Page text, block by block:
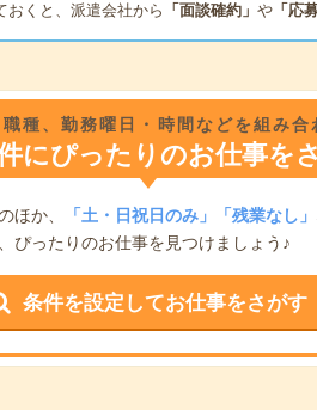
おくと、派遣会社から 「面談確約」 や「応
種、勤務曜日・時間などを組み合
にぴったりのお仕事を
ほか、 「土・日祝日のみ」「残業なし」
ぴったりのお仕事を見つけましょう♪
条件を設定してお仕事をさがす